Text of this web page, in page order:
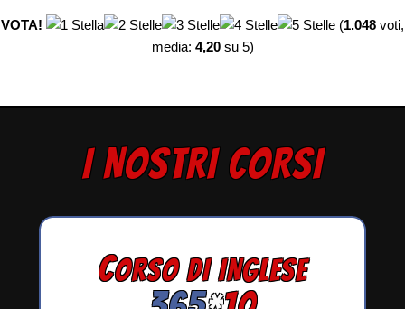
VOTA! (1.048 voti,
media: 4,20su 5)
I NOSTRI CORSI
CORSO DI INGLESE